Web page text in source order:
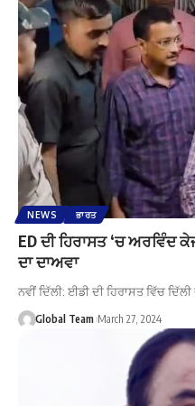
NEWS ਭਾਰਤ
ED ਦੀ ਹਿਰਾਸਤ ‘ਚ ਅਰਵਿੰਦ
ਦਾ ਦਾਅਵਾ
ਨਵੀਂ ਦਿੱਲੀ: ਈਡੀ ਦੀ ਹਿਰਾਸਤ ਵਿੱਚ
Global Team March 27, 2024